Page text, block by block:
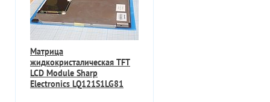
Матрица
жидкокристалическая TFT
LCD Module Sharp
Electronics LQ121S1LG81